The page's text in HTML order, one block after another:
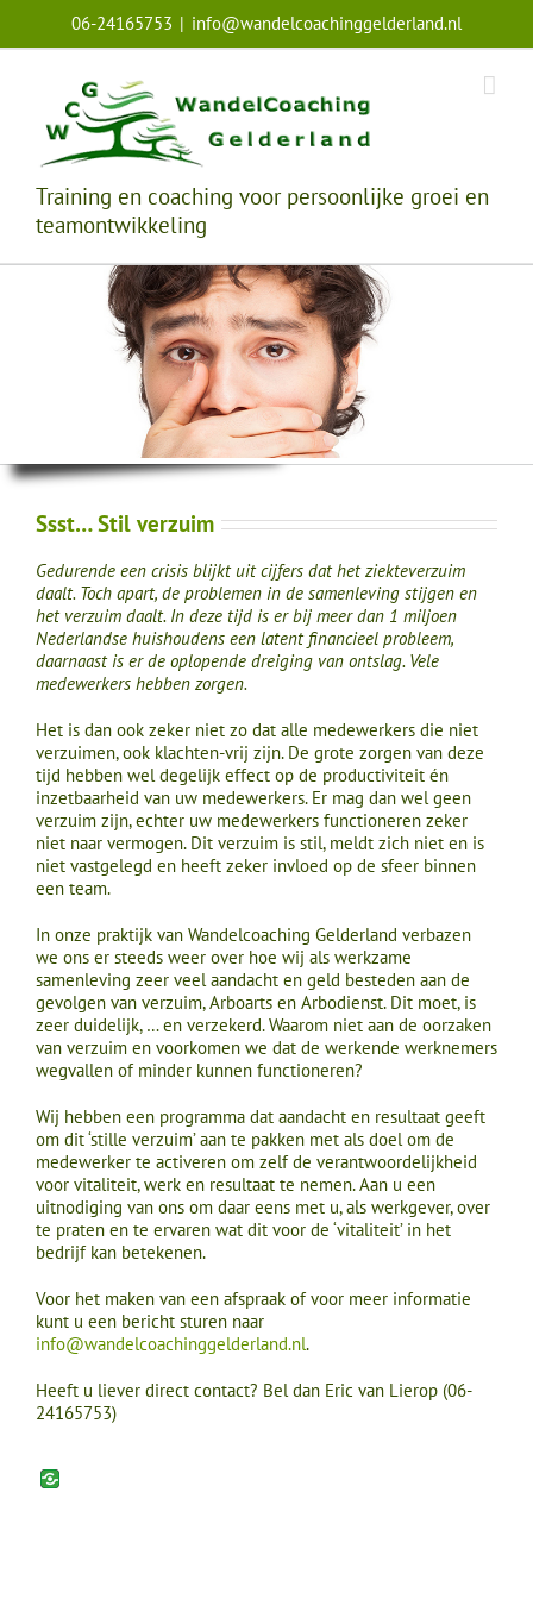
inhoud
06-24165753 | info@wandelcoachinggelderland.nl
Training en coaching voor persoonlijke groei en
teamontwikkeling
Ssst… Stil verzuim
Gedurende een crisis blijkt uit cijfers dat het ziekteverzuim
daalt. Toch apart, de problemen in de samenleving stijgen en
het verzuim daalt. In deze tijd is er bij meer dan 1 miljoen
Nederlandse huishoudens een latent financieel probleem,
daarnaast is er de oplopende dreiging van ontslag. Vele
medewerkers hebben zorgen.
Het is dan ook zeker niet zo dat alle medewerkers die niet
verzuimen, ook klachten-vrij zijn. De grote zorgen van deze
tijd hebben wel degelijk effect op de productiviteit én
inzetbaarheid van uw medewerkers. Er mag dan wel geen
verzuim zijn, echter uw medewerkers functioneren zeker
niet naar vermogen. Dit verzuim is stil, meldt zich niet en is
niet vastgelegd en heeft zeker invloed op de sfeer binnen
een team.
In onze praktijk van Wandelcoaching Gelderland verbazen
we ons er steeds weer over hoe wij als werkzame
samenleving zeer veel aandacht en geld besteden aan de
gevolgen van verzuim, Arboarts en Arbodienst. Dit moet, is
zeer duidelijk, … en verzekerd. Waarom niet aan de oorzaken
van verzuim en voorkomen we dat de werkende werknemers
wegvallen of minder kunnen functioneren?
Wij hebben een programma dat aandacht en resultaat geeft
om dit ‘stille verzuim’ aan te pakken met als doel om de
medewerker te activeren om zelf de verantwoordelijkheid
voor vitaliteit, werk en resultaat te nemen. Aan u een
uitnodiging van ons om daar eens met u, als werkgever, over
te praten en te ervaren wat dit voor de ‘vitaliteit’ in het
bedrijf kan betekenen.
Voor het maken van een afspraak of voor meer informatie
kunt u een bericht sturen naar
info@wandelcoachinggelderland.nl.
Heeft u liever direct contact? Bel dan Eric van Lierop (06-
24165753)